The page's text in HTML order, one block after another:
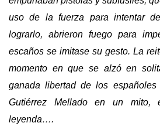
uso de la fuerza para intentar
lograrlo, abrieron fuego para
escaños se imitase su gesto. La
momento en que se alzó en
ganada libertad de los
Gutiérrez Mellado en un mito,
leyenda….